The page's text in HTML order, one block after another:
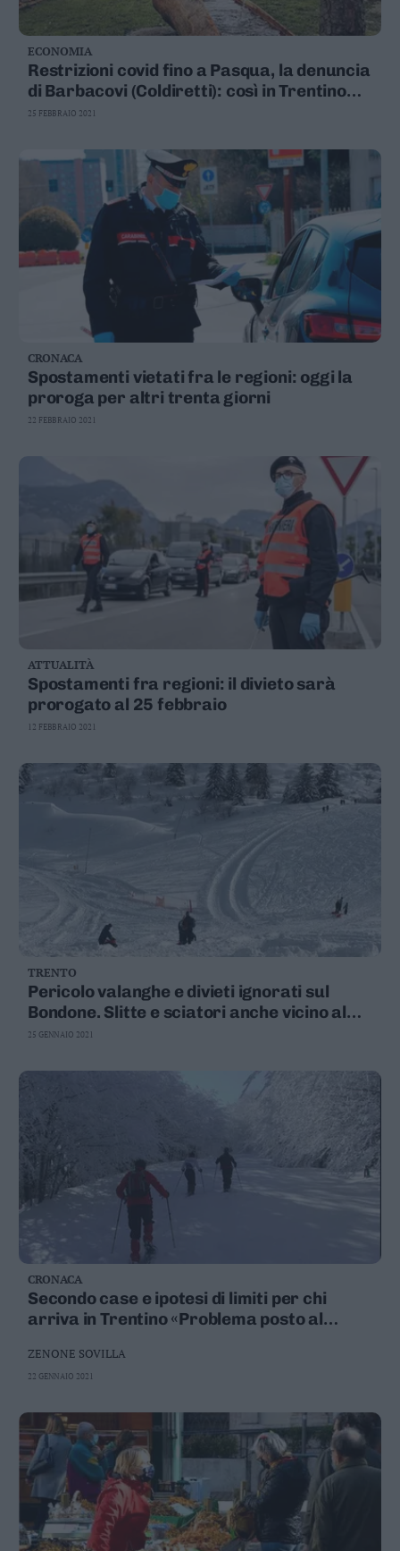
ECONOMIA
Restrizioni covid fino a Pasqua, la denuncia
di Barbacovi (Coldiretti): così in Trentino
agriturismo in ginocchio
25 FEBBRAIO 2021
CRONACA
Spostamenti vietati fra le regioni: oggi la
proroga per altri trenta giorni
22 FEBBRAIO 2021
ATTUALITÀ
Spostamenti fra regioni: il divieto sarà
prorogato al 25 febbraio
12 FEBBRAIO 2021
TRENTO
Pericolo valanghe e divieti ignorati sul
Bondone. Slitte e sciatori anche vicino al
monte Mugon
25 GENNAIO 2021
CRONACA
Secondo case e ipotesi di limiti per chi
arriva in Trentino «Problema posto al
ZENONE SOVILLA
22 GENNAIO 2021